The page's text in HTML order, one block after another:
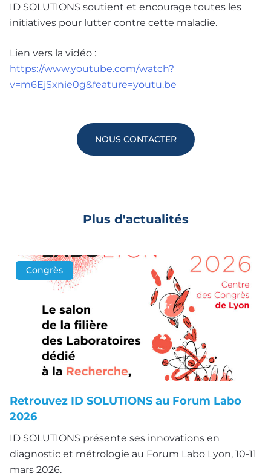
ID SOLUTIONS soutient et encourage toutes les
initiatives pour lutter contre cette maladie.
Lien vers la vidéo :
https://www.youtube.com/watch?
v=m6EjSxnie0g&feature=youtu.be
NOUS CONTACTER
Plus d'actualités
Congrès
Retrouvez ID SOLUTIONS au Forum Labo
2026
ID SOLUTIONS présente ses innovations en
diagnostic et métrologie au Forum Labo Lyon, 10-11
mars 2026.